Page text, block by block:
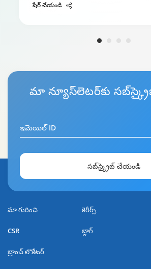
షేర్ చేయండి
మాన్యూస్‌లెటర్కు
ఇమెయిల్ ID
సబ్‌స్క్రైబ్ చేయండి
మా గురించి కెరీర్స్
CSR బ్లాగ్
బ్రాంచ్ లొకేటర్